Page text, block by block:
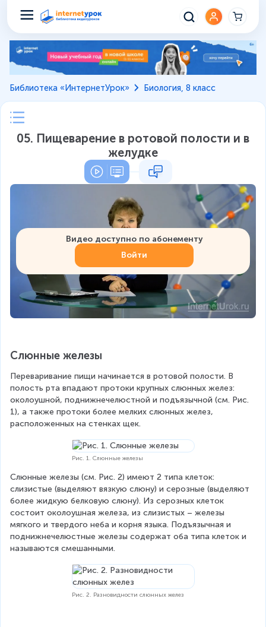
Библиотека «ИнтернетУрок» Биология, 8 класс
05. Пищеварение в ротовой полости и в
желудке
Видео доступно по абонементу
Войти
Слюнные железы
Переваривание пищи начинается в ротовой полости. В
полость рта впадают протоки крупных слюнных желез:
околоушной, поднижнечелюстной и подъязычной (см. Рис.
1), а также протоки более мелких слюнных желез,
расположенных на стенках щек.
Рис. 1. Слюнные железы
Слюнные железы (см. Рис. 2) имеют 2 типа клеток:
слизистые (выделяют вязкую слюну) и серозные (выделяют
более жидкую белковую слюну). Из серозных клеток
состоит околоушная железа, из слизистых – железы
мягкого и твердого неба и корня языка. Подъязычная и
поднижнечелюстные железы содержат оба типа клеток и
называются смешанными.
Рис. 2. Разновидности слюнных желез